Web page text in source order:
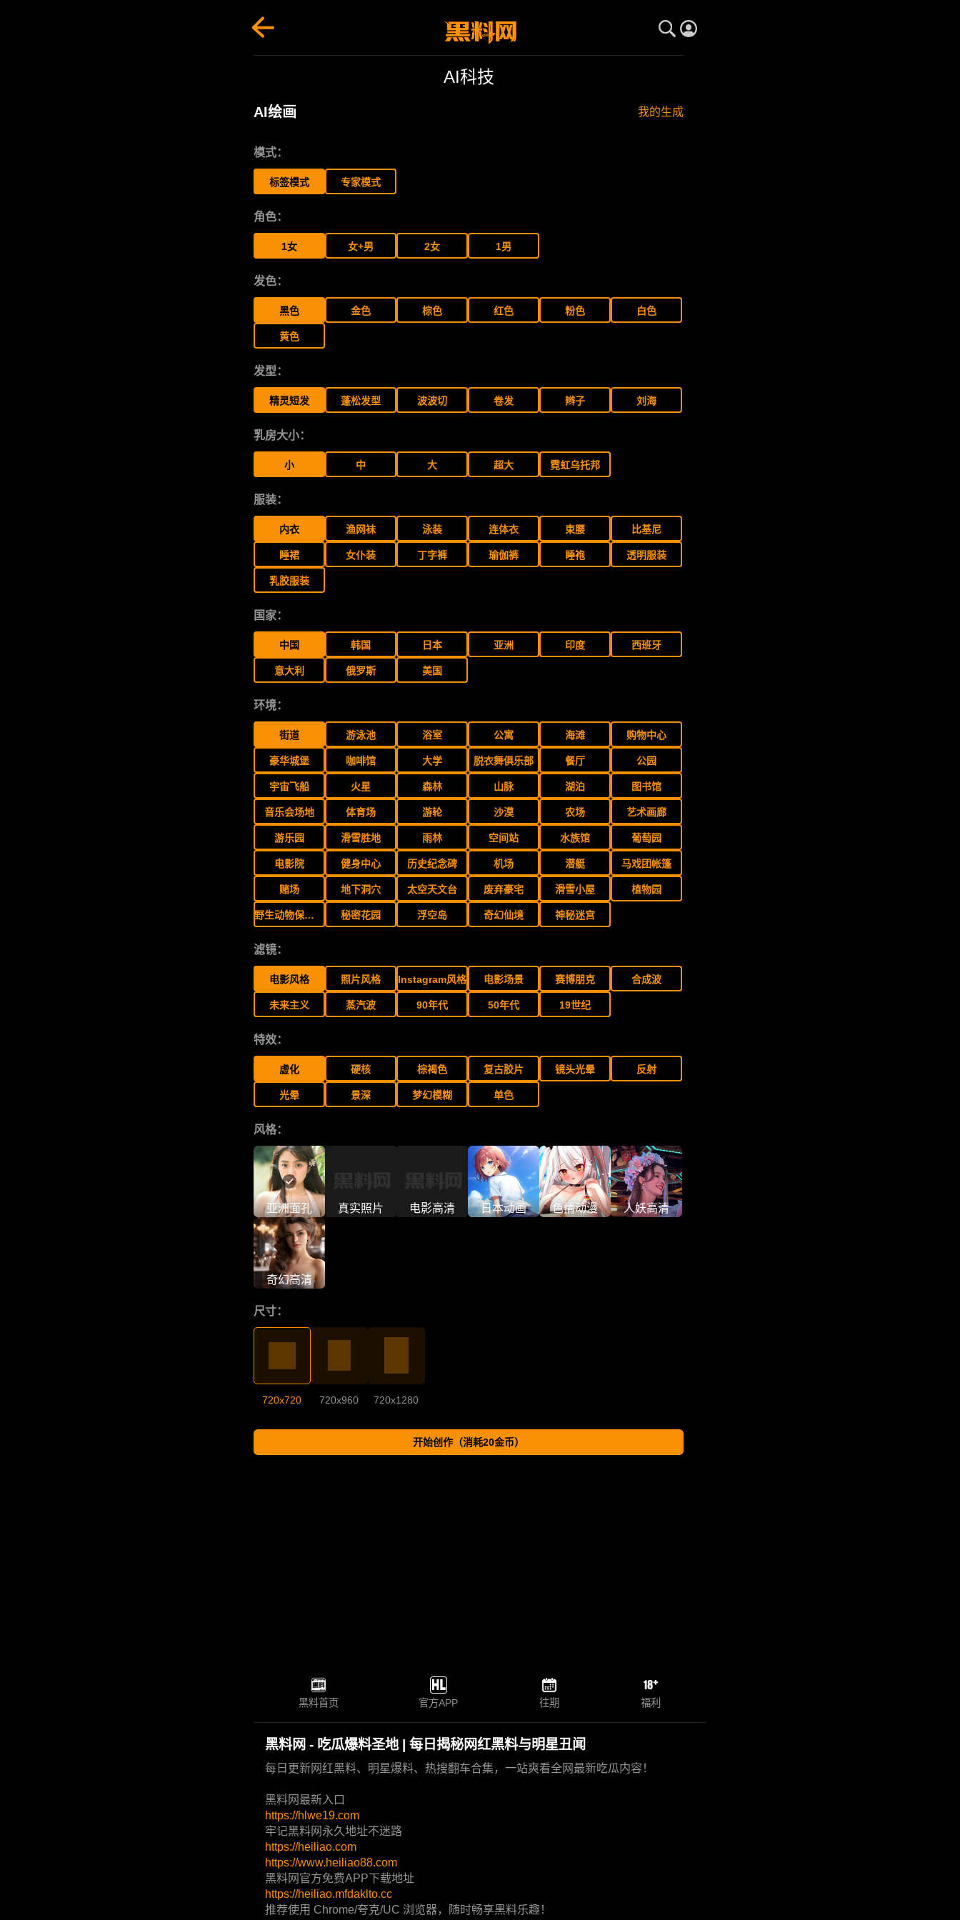
AI科技
AI绘画 我的生成
模式：
标签模式 专家模式
角色：
1女 女+男 2女 1男
发色：
黑色 金色 棕色 红色 粉色 白色
黄色
发型：
精灵短发 蓬松发型 波波切 卷发 辫子 刘海
乳房大小：
小 中 大 超大 霓虹乌托邦
服装：
内衣 渔网袜 泳装 连体衣 束腰 比基尼
睡裙 女仆装 丁字裤 瑜伽裤 睡袍 透明服装
乳胶服装
国家：
中国 韩国 日本 亚洲 印度 西班牙
意大利 俄罗斯 美国
环境：
街道 游泳池 浴室 公寓 海滩 购物中心
豪华城堡 咖啡馆 大学 脱衣舞俱乐部 餐厅 公园
宇宙飞船 火星 森林 山脉 湖泊 图书馆
音乐会场地 体育场 游轮 沙漠 农场 艺术画廊
游乐园 滑雪胜地 雨林 空间站 水族馆 葡萄园
电影院 健身中心 历史纪念碑 机场 潜艇 马戏团帐篷
赌场 地下洞穴 太空天文台 废弃豪宅 滑雪小屋 植物园
野生动物保护区 秘密花园 浮空岛 奇幻仙境 神秘迷宫
滤镜：
电影风格 照片风格 Instagram风格 电影场景 赛博朋克 合成波
未来主义 蒸汽波 90年代 50年代 19世纪
特效：
虚化 硬核 棕褐色 复古胶片 镜头光晕 反射
光晕 景深 梦幻模糊 单色
风格：
亚洲面孔 真实照片 电影高清 日本动画 色情动漫 人妖高清
奇幻高清
尺寸：
720x720 720x960 720x1280
开始创作（消耗20金币）
黑料首页 官方APP 往期 福利
黑料网 - 吃瓜爆料圣地 | 每日揭秘网红黑料与明星丑闻
每日更新网红黑料、明星爆料、热搜翻车合集，一站爽看全网最新吃瓜内容！
黑料网最新入口
https://hlwe19.com
牢记黑料网永久地址不迷路
https://heiliao.com
https://www.heiliao88.com
黑料网官方免费APP下载地址
https://heiliao.mfdaklto.cc
推荐使用 Chrome/夸克/UC 浏览器，随时畅享黑料乐趣！